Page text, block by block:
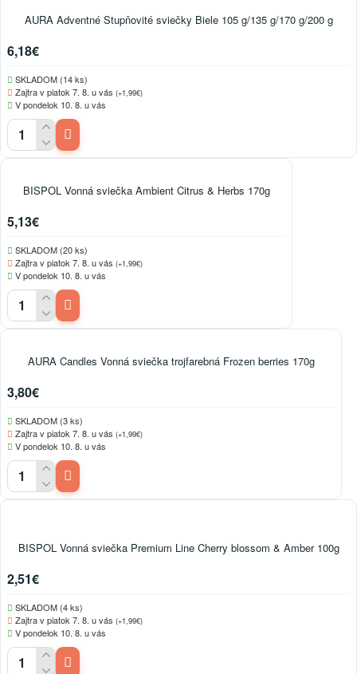
AURA Adventné Stupňovité sviečky Biele 105 g/135 g/170 g/200 g
6,18€
SKLADOM (14 ks)
Zajtra v piatok 7. 8. u vás (+1,99€)
V pondelok 10. 8. u vás
BISPOL Vonná sviečka Ambient Citrus & Herbs 170g
5,13€
SKLADOM (20 ks)
Zajtra v piatok 7. 8. u vás (+1,99€)
V pondelok 10. 8. u vás
AURA Candles Vonná sviečka trojfarebná Frozen berries 170g
3,80€
SKLADOM (3 ks)
Zajtra v piatok 7. 8. u vás (+1,99€)
V pondelok 10. 8. u vás
BISPOL Vonná sviečka Premium Line Cherry blossom & Amber 100g
2,51€
SKLADOM (4 ks)
Zajtra v piatok 7. 8. u vás (+1,99€)
V pondelok 10. 8. u vás